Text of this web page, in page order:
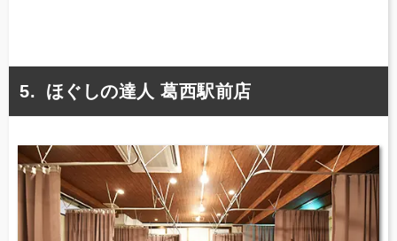
ほぐしの達人 葛西駅前店